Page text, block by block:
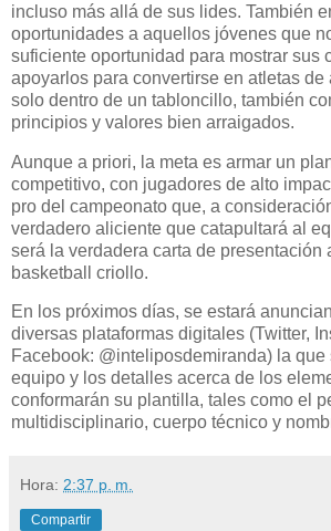
incluso más allá de sus lides. También
oportunidades a aquellos jóvenes que
suficiente oportunidad para mostrar sus
apoyarlos para convertirse en atletas de
solo dentro de un tabloncillo, también
principios y valores bien arraigados.
Aunque a priori, la meta es armar un
competitivo, con jugadores de alto
pro del campeonato que, a
verdadero aliciente que catapultará al
será la verdadera carta de presentación
basketball criollo.
En los próximos días, se estará
diversas plataformas digitales (Twitter,
Facebook: @inteliposdemiranda) la que
equipo y los detalles acerca de los
conformarán su plantilla, tales como el
multidisciplinario, cuerpo técnico y
Hora: 2:37 p. m.
Compartir